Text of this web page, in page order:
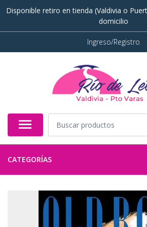
Disponible retiro en tienda (Valdivia o
domicilio
Ingreso/Registro
CATEGORÍAS